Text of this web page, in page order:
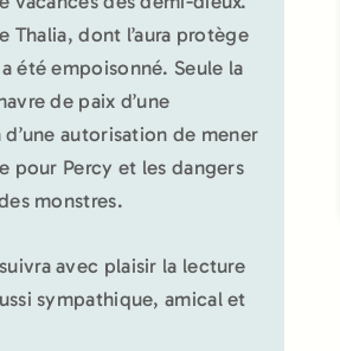
Thalia, dont l’aura protège
été empoisonné. Seule la
de paix d’une
autorisation de mener
pour Percy et les dangers
monstres.
avec plaisir la lecture
sympathique, amical et